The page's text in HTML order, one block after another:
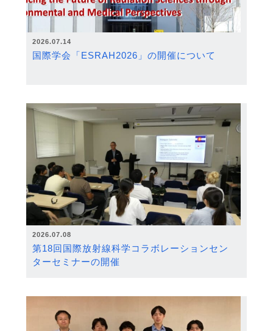
2026.07.14
国際学会「ESRAH2026」の開催について
2026.07.08
第18回国際放射線科学コラボレーションセン
ターセミナーの開催